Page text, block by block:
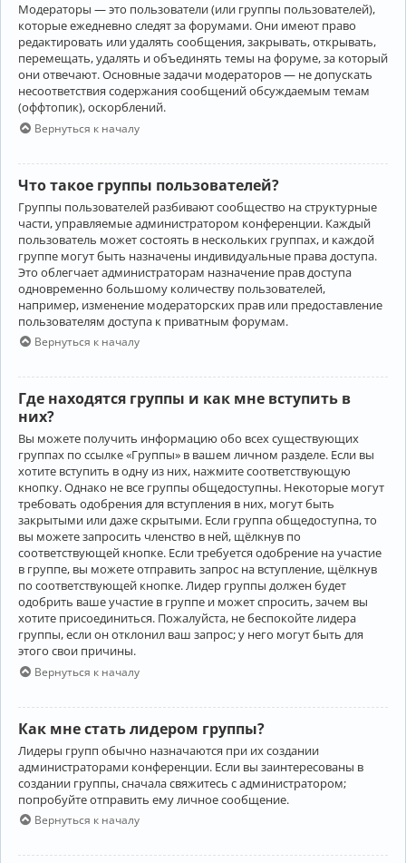
Модераторы — это пользователи (или группы пользователей),
которые ежедневно следят за форумами. Они имеют право
редактировать или удалять сообщения, закрывать, открывать,
перемещать, удалять и объединять темы на форуме, за который
они отвечают. Основные задачи модераторов — не допускать
несоответствия содержания сообщений обсуждаемым темам
(оффтопик), оскорблений.
Вернуться к началу
Что такое группы пользователей?
Группы пользователей разбивают сообщество на структурные
части, управляемые администратором конференции. Каждый
пользователь может состоять в нескольких группах, и каждой
группе могут быть назначены индивидуальные права доступа.
Это облегчает администраторам назначение прав доступа
одновременно большому количеству пользователей,
например, изменение модераторских прав или предоставление
пользователям доступа к приватным форумам.
Вернуться к началу
Где находятся группы и как мне вступить в
них?
Вы можете получить информацию обо всех существующих
группах по ссылке «Группы» в вашем личном разделе. Если вы
хотите вступить в одну из них, нажмите соответствующую
кнопку. Однако не все группы общедоступны. Некоторые могут
требовать одобрения для вступления в них, могут быть
закрытыми или даже скрытыми. Если группа общедоступна, то
вы можете запросить членство в ней, щёлкнув по
соответствующей кнопке. Если требуется одобрение на участие
в группе, вы можете отправить запрос на вступление, щёлкнув
по соответствующей кнопке. Лидер группы должен будет
одобрить ваше участие в группе и может спросить, зачем вы
хотите присоединиться. Пожалуйста, не беспокойте лидера
группы, если он отклонил ваш запрос; у него могут быть для
этого свои причины.
Вернуться к началу
Как мне стать лидером группы?
Лидеры групп обычно назначаются при их создании
администраторами конференции. Если вы заинтересованы в
создании группы, сначала свяжитесь с администратором;
попробуйте отправить ему личное сообщение.
Вернуться к началу